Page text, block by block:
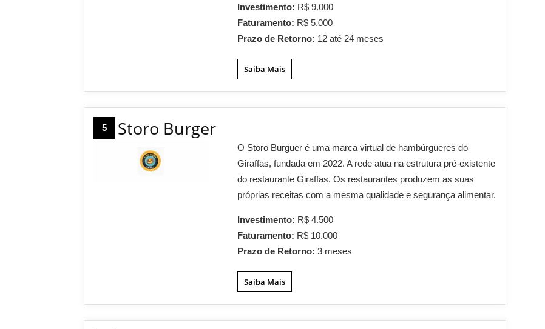
Investimento: R$ 9.000
Faturamento: R$ 5.000
Prazo de Retorno: 12 até 24 meses
Saiba Mais
5 Storo Burger
O Storo Burguer é uma marca virtual de hambúrgueres do
Giraffas, fundada em 2022. A rede atua na estrutura pré-existente
do restaurante Giraffas. Os restaurantes produzem as suas
próprias receitas com a mesma qualidade e segurança alimentar.
Investimento: R$ 4.500
Faturamento: R$ 10.000
Prazo de Retorno:3 meses
Saiba Mais